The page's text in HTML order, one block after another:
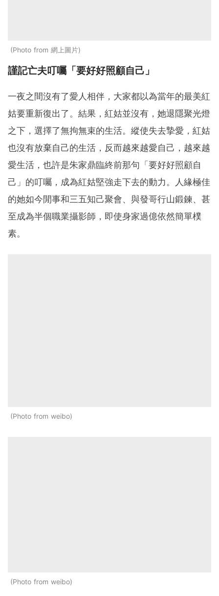
Photo from 網上圖片
謹記亡夫叮囑「要好好照顧自己」
一夜之間沒有了愛人相伴，大家都以為當年的最美紅
姑要重新復出了。結果，紅姑並沒有，她退隱聚光燈
之下，選擇了無拘無束的生活。縱使失去摯愛，紅姑
也沒有放棄自己的生活，反而越來越愛自己，越來越
愛生活，也許是朱家鼎臨終前那句「要好好照顧自
己」的叮囑，成為紅姑堅強走下去的動力。人緣極佳
的她如今閒事和三五知己聚會、與發哥行山鍛鍊、甚
至成為半個職業攝影師，即使身家過億依然簡單樸
素。
Photo from weibo
Photo from weibo